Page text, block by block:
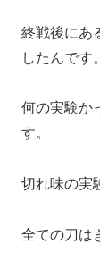
終戦後にあ
したんです。
何の実験か
す。
切れ味の実
全ての刀は